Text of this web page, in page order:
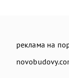
реклама на